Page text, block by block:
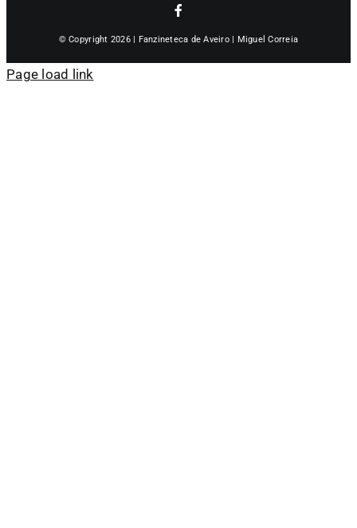
© Copyright 2026 | Fanzineteca de Aveiro | Miguel Correia
Page load link